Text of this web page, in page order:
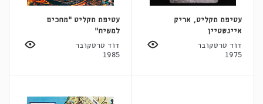
עטיפת תקליט, אריק
איינשטיין
דוד טרטקובר
1975
עטיפת תקליט "מחכים
למשיח"
דוד טרטקובר
1985